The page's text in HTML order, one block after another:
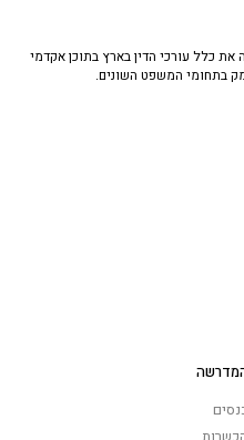
כלל עורכי הדין בארץ בתוכן אקדמי
בתחומי המשפט השונים.